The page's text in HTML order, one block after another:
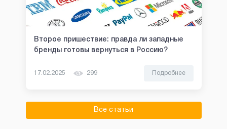
Второе пришествие: правда ли западные
бренды готовы вернуться в Россию?
17.02.2025 299 Подробнее
Все статьи